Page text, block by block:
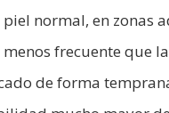
normal, en zonas
frecuente que
de forma